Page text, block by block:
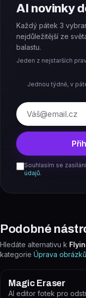
AI novinky
Každý pátek 3
nejdůležitější ze
balastu.
Jeden z nejstarších
Jednou týdně, v
E-mail
Souhlasím se
údajů.
Podobné
Hledáte alternativu k
kategorie Úprava obrázků
Magic Eraser
AI editor fotek pro